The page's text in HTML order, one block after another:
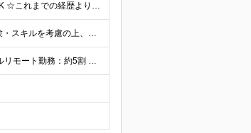
【第二新卒大歓迎！未経験スタートもOKです◎】 ◆学歴不問 ◆未経験OK ☆これまでの経歴よりも「これから」を重視します！ ☆文系・理系、前職の雇用形態は一切問いません！ ＼先輩たちの前職もさまざ
【未経験から年収550万円可／1年で最大80万円UPの実績あり！】 ※経験・スキルを考慮の上、決定いたします。 【月給】27万円〜29万円 ※上記には固定残業代（月25時間分／4万5,000円〜4万
当社で働く社員の「90%以上」がリモートワークを活用しています！ フルリモート勤務：約5割 ハイブリッド勤務（リモート＋出社）：約4割 【本社】東京都千代田区丸の内2-4-1 丸の内ビルディング12